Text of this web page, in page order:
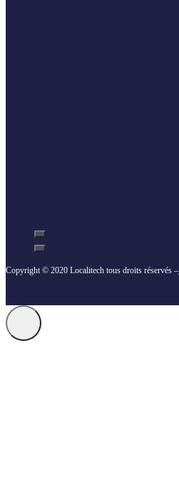
Copyright © 2020 Localitech tous droits réservés –